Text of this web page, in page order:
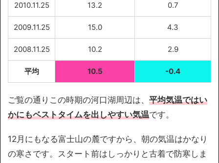
2010.11.25 13.2 0.7
2009.11.25 15.0 4.3
2008.11.25 10.2 2.9
平均 10.5 -0.4
ご覧の通りこの時期の河口湖周辺は、 平均気温ではい
かにもベストタイムを出しやすい気温です。
12月にもなる富士山の麓ですから、朝の気温はかなり
の寒さです。スタート前はしっかりと古着で防寒しま